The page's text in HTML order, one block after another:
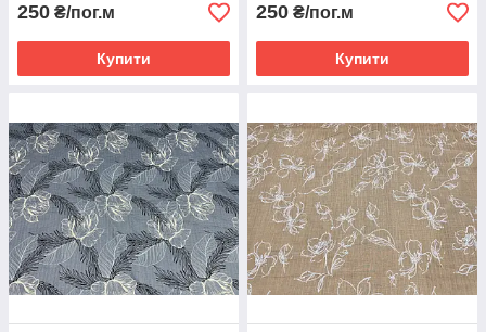
250 ₴/пог.м
Купити
250 ₴/пог.м
Купити